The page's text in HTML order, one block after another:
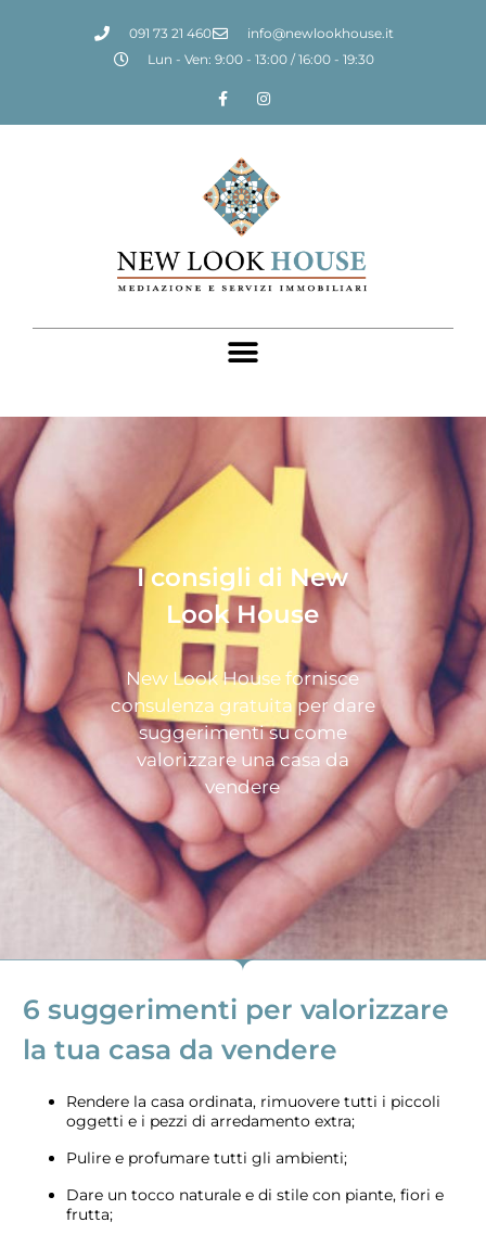
091 73 21 460
info@newlookhouse.it
Lun - Ven: 9:00 - 13:00 / 16:00 - 19:30
I consigli di New
Look House
New Look House fornisce
consulenza gratuita per dare
suggerimenti su come
valorizzare una casa da
vendere
6 suggerimenti per valorizzare
la tua casa da vendere
Rendere la casa ordinata, rimuovere tutti i piccoli
oggetti e i pezzi di arredamento extra;
Pulire e profumare tutti gli ambienti;
Dare un tocco naturale e di stile con piante, fiori e
frutta;